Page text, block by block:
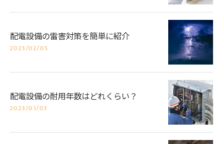
配電設備の雷害対策を簡単に紹介
2023/02/05
配電設備の耐用年数はどれくらい？
2023/01/03